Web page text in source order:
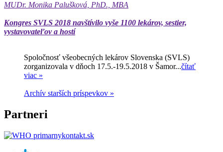
MUDr. Monika Palušková, PhD., MBA
Kongres SVLS 2018 navštívilo vyše 1100 lekárov, sestier,
vystavovateľov a hostí
Spoločnosť všeobecných lekárov Slovenska (SVLS)
zorganizovala v dňoch 17.5.-19.5.2018 v Šamor...čítať
viac »
Archív starších príspevkov »
Partneri